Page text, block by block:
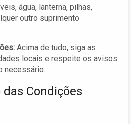
água, lanterna, pilhas,
outro suprimento
Acima de tudo, siga as
locais e respeite os avisos
necessário.
Condições